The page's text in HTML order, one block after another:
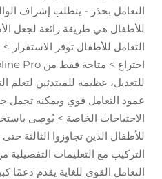
التعامل بحذر - يتطلب إشراف
للأطفال هي طريقة رائعة لجعل
التعامل للأطفال توفر الاستقرار
للتعديل، عظيمة للمبتدئين لتعلم
عمود التعامل قوي ويمكنه تحمل
الاحتياجات الخاصة > يُوصى
التعامل القوي للغاية يقدم دعمًا